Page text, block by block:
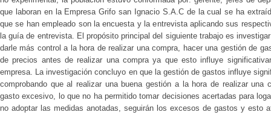
que laboran en la Empresa Grifo san Ignacio S.A.C de la cual se ha
que se han empleado son la encuesta y la entrevista aplicando sus
la guía de entrevista. El propósito principal del siguiente trabajo es
darle más control a la hora de realizar una compra, hacer una gestión de
de precios antes de realizar una compra ya que esto influye
empresa. La investigación concluyo en que la gestión de gastos influye
comprobando que al realizar una buena gestión a la hora de realizar
gasto excesivo, lo que no ha permitido tomar decisiones acertadas para
no adoptar las medidas anotadas, seguirán los excesos de gastos y esto